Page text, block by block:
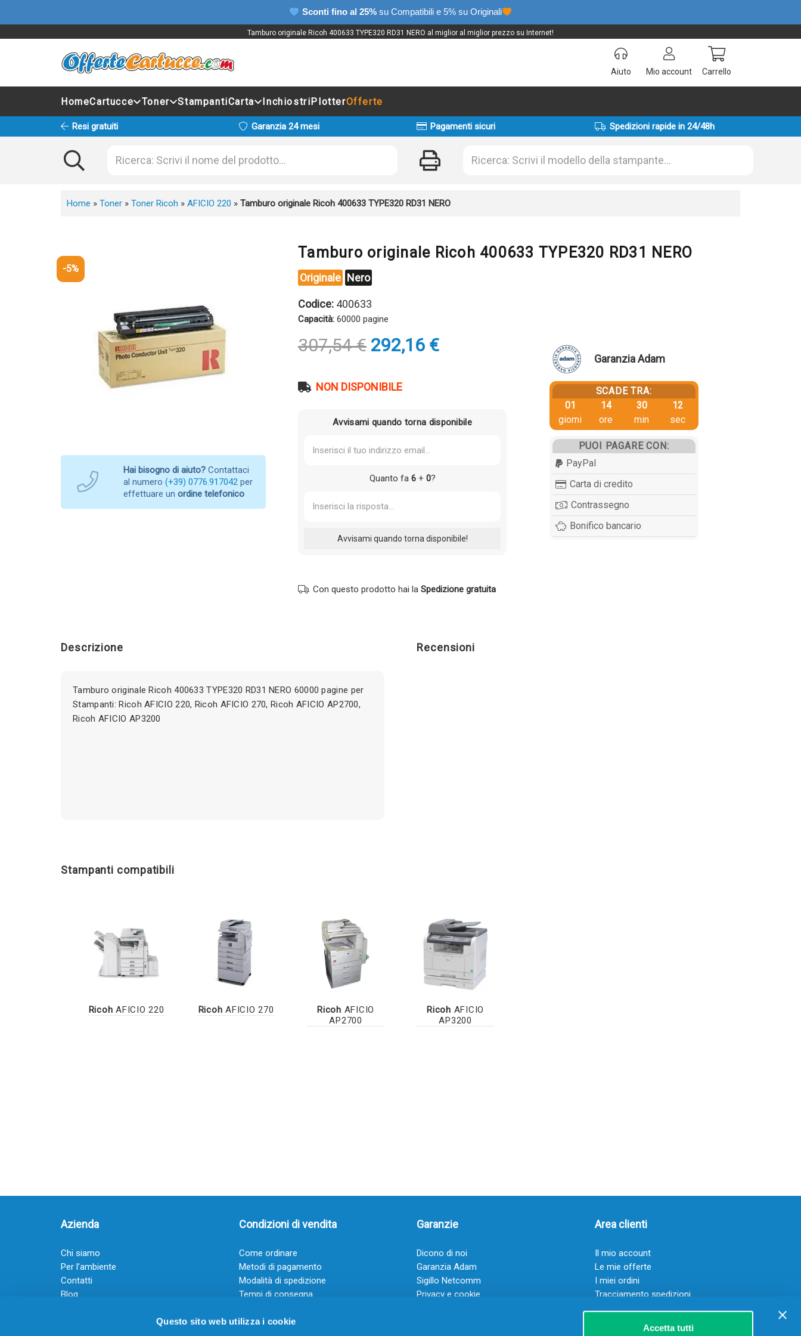
Questo sito web utilizza i cookie
Accetta tutti
Sconti fino al 25% su Compatibili e 5% su Originali
Tamburo originale Ricoh 400633 TYPE320 RD31 NERO al miglior al miglior prezzo su Internet!
Aiuto Mio account Carrello
HomeCartucce Toner StampantiCarta InchiostriPlotterOfferte
Resi gratuiti Garanzia 24 mesi Pagamenti sicuri Spedizioni rapide in 24/48h
Home » Toner » Toner Ricoh » AFICIO 220 » Tamburo originale Ricoh 400633 TYPE320 RD31 NERO
-5%
Hai bisogno di aiuto? Contattaci
al numero (+39) 0776.917042 per
effettuare un ordine telefonico
Tamburo originale Ricoh 400633 TYPE320 RD31 NERO
Originale Nero
Codice: 400633
Capacità: 60000 pagine
307,54€ Il
prezzo
era:
292,16 €Il
NON DISPONIBILE
Avvisami quando torna disponibile
Quanto fa 6+ 0?
Con questo prodotto hai la Spedizione gratuita
Garanzia Adam
SCADE TRA:
01
giorni
14
ore
30
min
11
sec
PUOI PAGARE CON:
PayPal
Carta di credito
Contrassegno
Bonifico bancario
Descrizione
Tamburo originale Ricoh 400633 TYPE320 RD31 NERO 60000 pagine per
Stampanti: Ricoh AFICIO 220, Ricoh AFICIO 270, Ricoh AFICIO AP2700,
Ricoh AFICIO AP3200
Recensioni
Stampanti compatibili
Ricoh AFICIO 220 Ricoh AFICIO 270 Ricoh AFICIO
AP2700
Ricoh AFICIO
AP3200
Azienda
Chi siamo
Per l’ambiente
Contatti
Blog
Guadagna con il Dropship
Condizioni di vendita
Come ordinare
Metodi di pagamento
Modalità di spedizione
Tempi di consegna
Garanzie
Dicono di noi
Garanzia Adam
Sigillo Netcomm
Privacy e cookie
Area clienti
Il mio account
Le mie offerte
I miei ordini
Tracciamento spedizioni
Resi
Servizio clienti